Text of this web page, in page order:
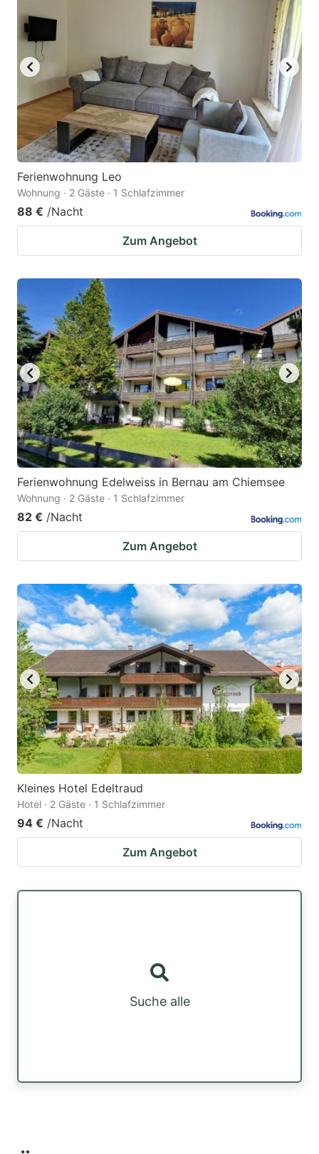
Ferienwohnung Leo
Wohnung · 2 Gäste · 1 Schlafzimmer
88 € /Nacht
Zum Angebot
Ferienwohnung Edelweiss in Bernau am Chiemsee
Wohnung · 2 Gäste · 1 Schlafzimmer
82 € /Nacht
Zum Angebot
Kleines Hotel Edeltraud
Hotel · 2 Gäste · 1 Schlafzimmer
94 € /Nacht
Zum Angebot
Suche alle